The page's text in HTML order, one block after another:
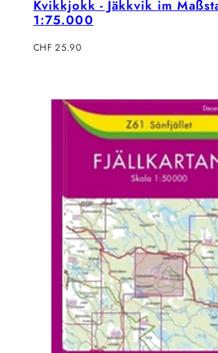
Kvikkjokk - Jäkkvik im
1:75.000
Regulärer
CHF 25.90